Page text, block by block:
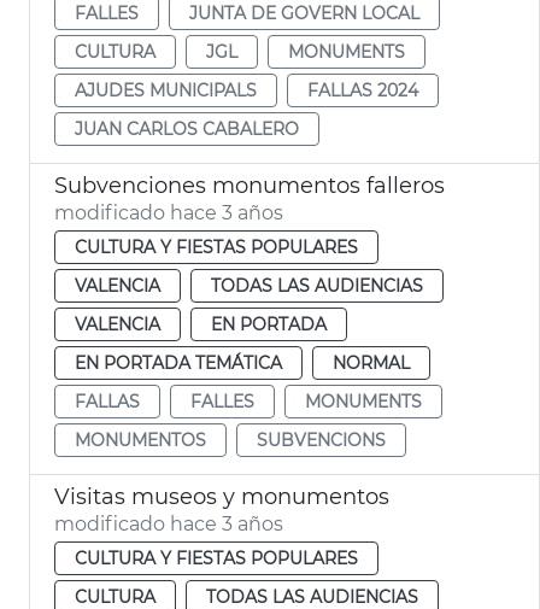
FALLES
JUNTA DE GOVERN LOCAL
CULTURA
JGL
MONUMENTS
AJUDES MUNICIPALS
FALLAS 2024
JUAN CARLOS CABALERO
Subvenciones monumentos falleros
modificado hace 3 años
CULTURA Y FIESTAS POPULARES
VALENCIA
TODAS LAS AUDIENCIAS
VALENCIA
EN PORTADA
EN PORTADA TEMÁTICA
NORMAL
FALLAS
FALLES
MONUMENTS
MONUMENTOS
SUBVENCIONS
Visitas museos y monumentos
modificado hace 3 años
CULTURA Y FIESTAS POPULARES
CULTURA
TODAS LAS AUDIENCIAS